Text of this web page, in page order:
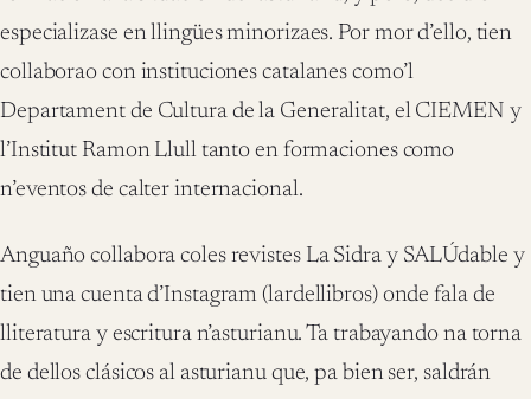
especializase en llingües minorizaes. Por mor d’ello, tien
collaborao con instituciones catalanes como’l
Departament de Cultura de la Generalitat, el CIEMEN y
l’Institut Ramon Llull tanto en formaciones como
n’eventos de calter internacional.
Anguaño collabora coles revistes La Sidra y SALÚdable y
tien una cuenta d’Instagram (lardellibros) onde fala de
lliteratura y escritura n’asturianu. Ta trabayando na torna
de dellos clásicos al asturianu que, pa bien ser, saldrán